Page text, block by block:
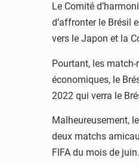
Le Comité
d’affronter le Brésil
vers le Japon et la
Pourtant, les
économiques, le
2022 qui verra le
Malheureusement,
deux matchs
FIFA du mois de juin.